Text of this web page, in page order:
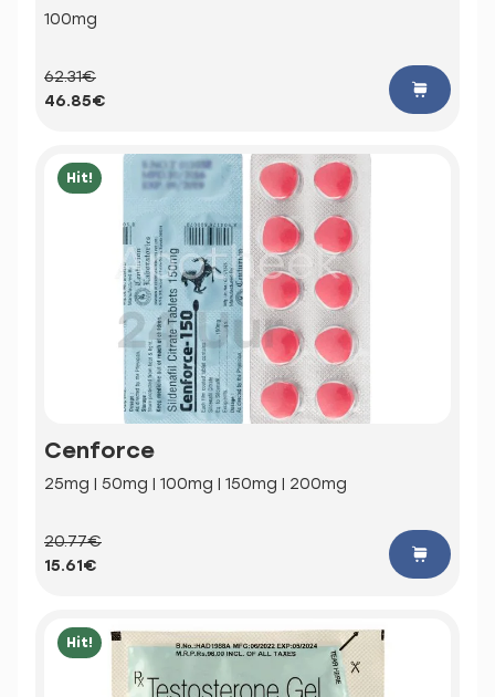
100mg
62.31€
46.85€
Hit!
Cenforce
25mg | 50mg | 100mg | 150mg | 200mg
20.77€
15.61€
Hit!